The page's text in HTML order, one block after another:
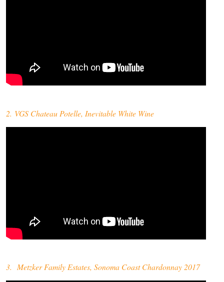
2. VGS Chateau Potelle, Inevitable White Wine
3. Metzker Family Estates, Sonoma Coast Chardonnay 2017